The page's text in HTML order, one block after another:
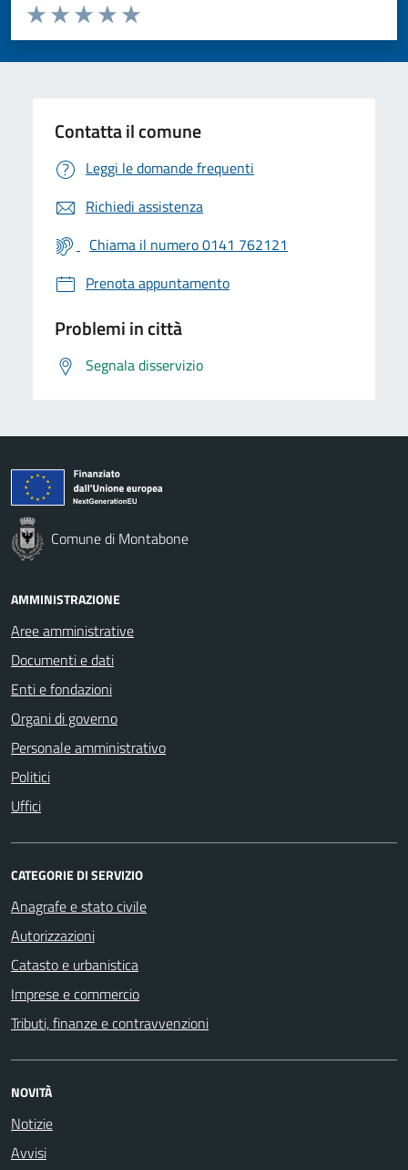
Valuta da 1 a 5 stelle la pagina
Valuta 5 stelle su 5
Valuta 4 stelle su 5
Valuta 3 stelle su 5
Valuta 2 stelle su 5
Valuta 1 stelle su 5
Contatta il comune
Leggi le domande frequenti
Richiedi assistenza
Chiama il numero 0141 762121
Prenota appuntamento
Problemi in città
Segnala disservizio
Comune di Montabone
AMMINISTRAZIONE
Aree amministrative
Documenti e dati
Enti e fondazioni
Organi di governo
Personale amministrativo
Politici
Uffici
CATEGORIE DI SERVIZIO
Anagrafe e stato civile
Autorizzazioni
Catasto e urbanistica
Imprese e commercio
Tributi, finanze e contravvenzioni
NOVITÀ
Notizie
Avvisi